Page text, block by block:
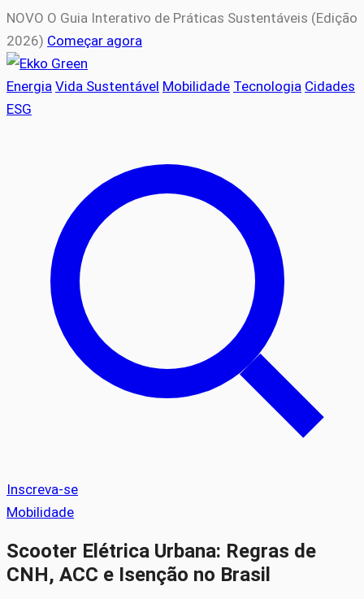
NOVO O Guia Interativo de Práticas Sustentáveis (Edição
2026) Começar agora
Energia Vida Sustentável Mobilidade Tecnologia Cidades
ESG
Inscreva-se
Mobilidade
Scooter Elétrica Urbana: Regras de
CNH, ACC e Isenção no Brasil